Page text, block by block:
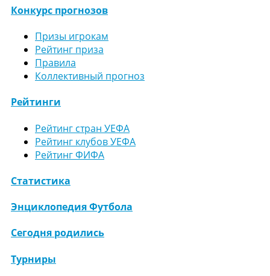
Конкурс прогнозов
Призы игрокам
Рейтинг приза
Правила
Коллективный прогноз
Рейтинги
Рейтинг стран УЕФА
Рейтинг клубов УЕФА
Рейтинг ФИФА
Статистика
Энциклопедия Футбола
Сегодня родились
Турниры